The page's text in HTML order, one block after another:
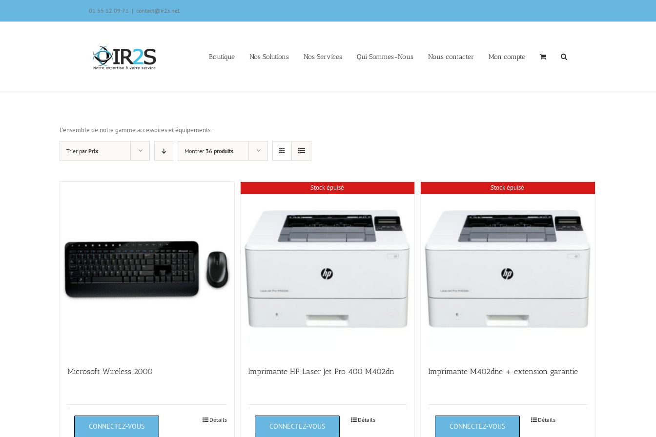
content
01 55 12 09 71 | contact@ir2s.net
Boutique Nos Solutions Nos Services Qui Sommes-Nous Nous contacter Mon compte
L’ensemble de notre gamme accessoires et équipements.
Trier par Prix Montrer 36 produits
Microsoft Wireless 2000
Détails
Stock épuisé
Imprimante HP Laser Jet Pro 400 M402dn
Détails
Stock épuisé
Imprimante M402dne + extension garantie
Détails